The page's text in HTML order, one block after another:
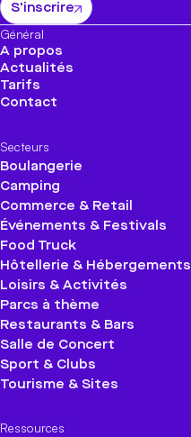
S'inscrire
Général
A propos
Actualités
Tarifs
Contact
Secteurs
Boulangerie
Camping
Commerce & Retail
Événements & Festivals
Food Truck
Hôtellerie & Hébergements
Loisirs & Activités
Parcs à thème
Restaurants & Bars
Salle de Concert
Sport & Clubs
Tourisme & Sites
Ressources